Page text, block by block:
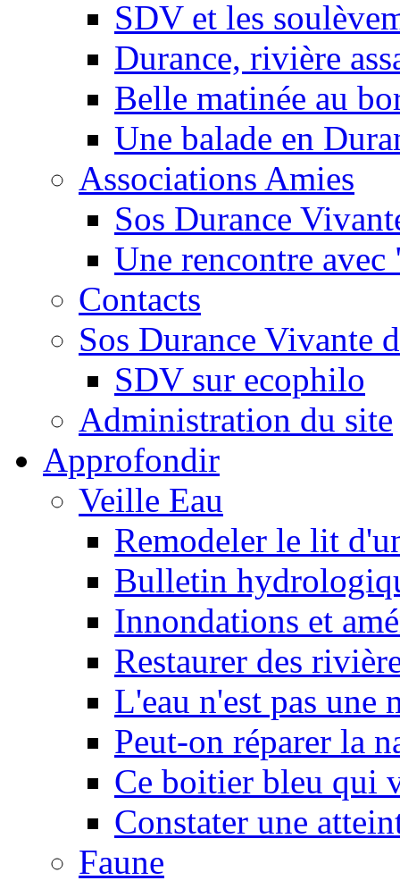
SDV et les
Durance, rivière
Belle matinée au
Une balade en
Associations Amies
Sos Durance
Une rencontre
Contacts
Sos Durance Vivante
SDV sur ecophilo
Administration du site
Approfondir
Veille Eau
Remodeler le lit
Bulletin
Innondations et
Restaurer des
L'eau n'est pas une
Peut-on réparer la
Ce boitier bleu qui
Constater une
Faune